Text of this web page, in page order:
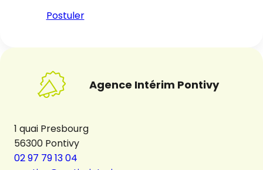
Postuler
Agence Intérim Pontivy
1 quai Presbourg
56300 Pontivy
02 97 79 13 04